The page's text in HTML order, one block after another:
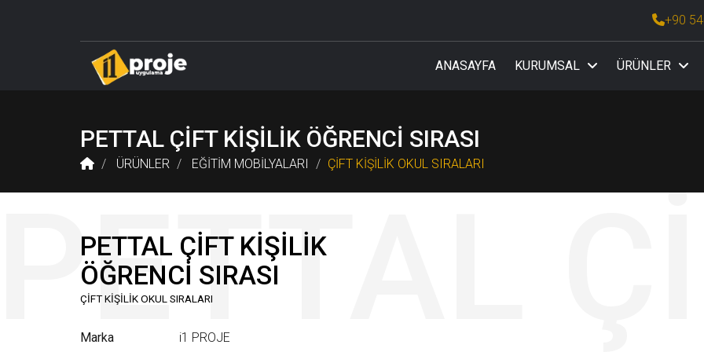
+90
ANASAYFA KURUMSAL ÜRÜNLER
PETTAL ÇİFT KİŞİLİK ÖĞRENCİ SIRASI
ÜRÜNLER EĞİTİM MOBİLYALARI ÇİFT KİŞİLİK OKUL SIRALARI
PETTAL ÇİFT KİŞİLİK
ÖĞRENCİ SIRASI
ÇİFT KİŞİLİK OKUL SIRALARI
Marka
i1 PROJE